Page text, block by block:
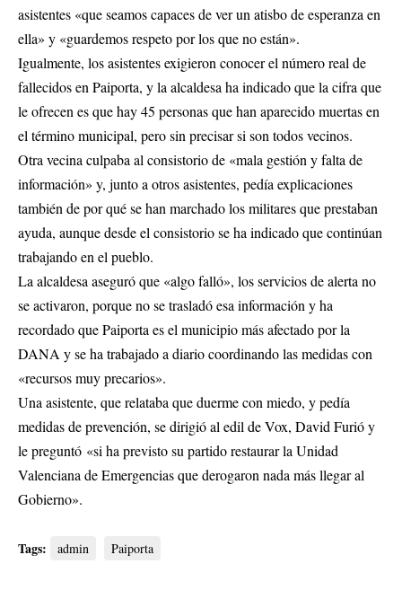
asistentes «que seamos capaces de ver un atisbo de esperanza en
ella» y «guardemos respeto por los que no están».
Igualmente, los asistentes exigieron conocer el número real de
fallecidos en Paiporta, y la alcaldesa ha indicado que la cifra que
le ofrecen es que hay 45 personas que han aparecido muertas en
el término municipal, pero sin precisar si son todos vecinos.
Otra vecina culpaba al consistorio de «mala gestión y falta de
información» y, junto a otros asistentes, pedía explicaciones
también de por qué se han marchado los militares que prestaban
ayuda, aunque desde el consistorio se ha indicado que continúan
trabajando en el pueblo.
La alcaldesa aseguró que «algo falló», los servicios de alerta no
se activaron, porque no se trasladó esa información y ha
recordado que Paiporta es el municipio más afectado por la
DANA y se ha trabajado a diario coordinando las medidas con
«recursos muy precarios».
Una asistente, que relataba que duerme con miedo, y pedía
medidas de prevención, se dirigió al edil de Vox, David Furió y
le preguntó «si ha previsto su partido restaurar la Unidad
Valenciana de Emergencias que derogaron nada más llegar al
Gobierno».
Tags: admin Paiporta